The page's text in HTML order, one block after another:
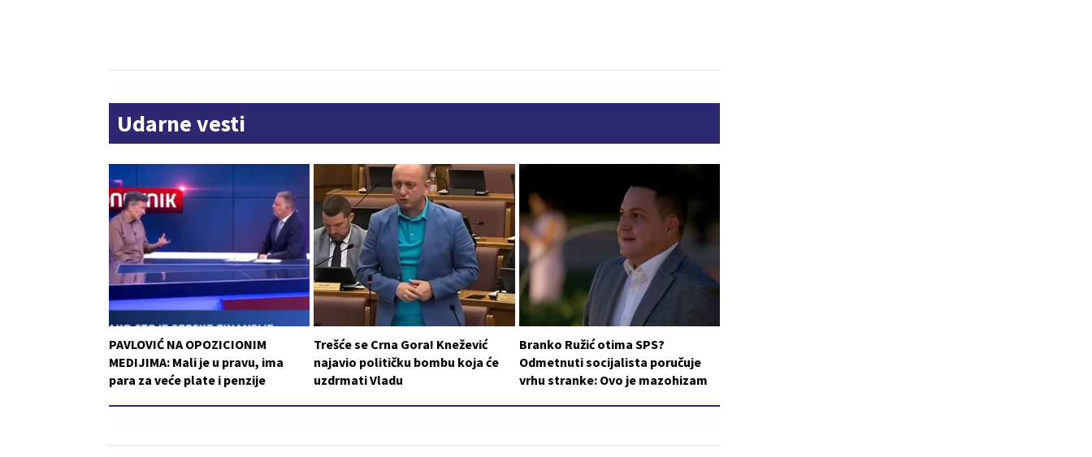
Udarne vesti
PAVLOVIĆ NA OPOZICIONIM
MEDIJIMA: Mali je u pravu, ima
para za veće plate i penzije
Trešće se Crna Gora! Knežević
najavio političku bombu koja će
uzdrmati Vladu
Branko Ružić otima SPS?
Odmetnuti socijalista poručuje
vrhu stranke: Ovo je mazohizam